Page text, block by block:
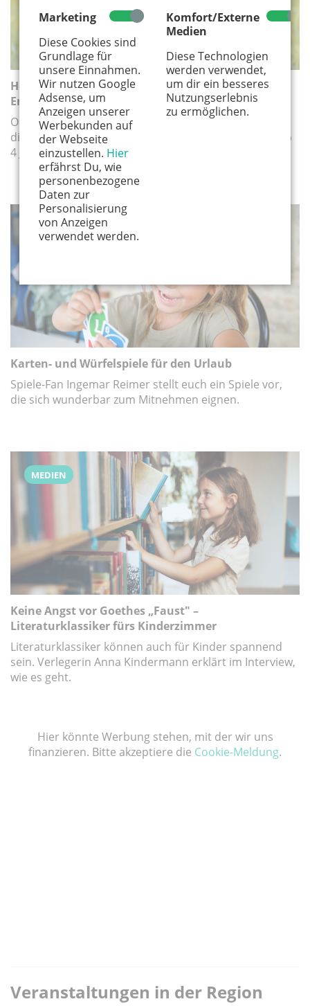
Marketing
Diese Cookies sind
Grundlage für
unsere Einnahmen.
Wir nutzen Google
Adsense, um
Anzeigen unserer
Werbekunden auf
der Webseite
einzustellen. Hier
erfährst Du, wie
personenbezogene
Daten zur
Personalisierung
von Anzeigen
verwendet werden.
Komfort/Externe
Medien
Diese Technologien
werden verwendet,
um dir ein besseres
Nutzungserlebnis
zu ermöglichen.
Hörbücher & Hörspiele für Kinder: Die besten
Empfehlungen nach Alter
Ob zum Einschlafen, Entspannen oder Mitfiebern –
diese Hörbuch- und Hörspieltipps begleiten Kinder ab
4 Jahren durch den Alltag.
MEDIEN
Karten- und Würfelspiele für den Urlaub
Spiele-Fan Ingemar Reimer stellt euch ein Spiele vor,
die sich wunderbar zum Mitnehmen eignen.
MEDIEN
Keine Angst vor Goethes „Faust" –
Literaturklassiker fürs Kinderzimmer
Literaturklassiker können auch für Kinder spannend
sein. Verlegerin Anna Kindermann erklärt im Interview,
wie es geht.
Hier könnte Werbung stehen, mit der wir uns
finanzieren. Bitte akzeptiere die Cookie-Meldung.
Veranstaltungen in der Region